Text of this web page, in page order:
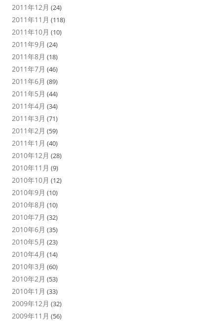
2011年12月 (24)
2011年11月 (118)
2011年10月 (10)
2011年9月 (24)
2011年8月 (18)
2011年7月 (46)
2011年6月 (89)
2011年5月 (44)
2011年4月 (34)
2011年3月 (71)
2011年2月 (59)
2011年1月 (40)
2010年12月 (28)
2010年11月 (9)
2010年10月 (12)
2010年9月 (10)
2010年8月 (10)
2010年7月 (32)
2010年6月 (35)
2010年5月 (23)
2010年4月 (14)
2010年3月 (60)
2010年2月 (53)
2010年1月 (33)
2009年12月 (32)
2009年11月 (56)